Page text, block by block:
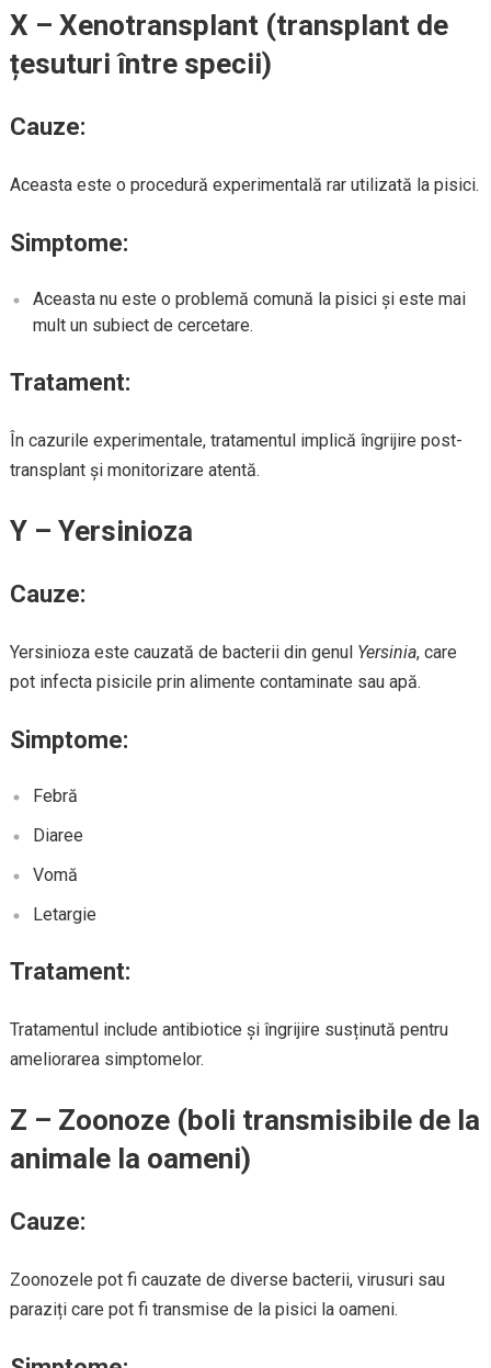
X – Xenotransplant (transplant de
țesuturi între specii)
Cauze:
Aceasta este o procedură experimentală rar utilizată la pisici.
Simptome:
Aceasta nu este o problemă comună la pisici și este mai
mult un subiect de cercetare.
Tratament:
În cazurile experimentale, tratamentul implică îngrijire post-
transplant și monitorizare atentă.
Y – Yersinioza
Cauze:
Yersinioza este cauzată de bacterii din genul Yersinia, care
pot infecta pisicile prin alimente contaminate sau apă.
Simptome:
Febră
Diaree
Vomă
Letargie
Tratament:
Tratamentul include antibiotice și îngrijire susținută pentru
ameliorarea simptomelor.
Z – Zoonoze (boli transmisibile de la
animale la oameni)
Cauze:
Zoonozele pot fi cauzate de diverse bacterii, virusuri sau
paraziți care pot fi transmise de la pisici la oameni.